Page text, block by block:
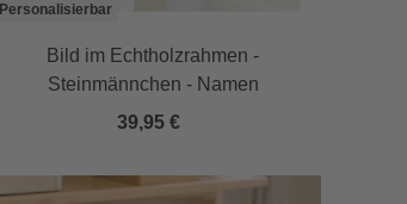
Personalisierbar
Bild im Echtholzrahmen -
Steinmännchen - Namen
39,95 €